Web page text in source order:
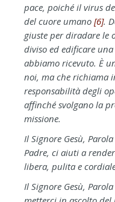
pace, poiché il virus
del cuore umano [6].
giuste per diradare le
diviso ed edificare
abbiamo ricevuto. È
noi, ma che richiama
responsabilità degli
affinché svolgano la
missione.
Il Signore Gesù,
Padre, ci aiuti a
libera, pulita e
Il Signore Gesù,